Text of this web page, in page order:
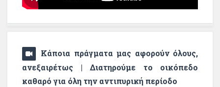
Κάποια πράγματα μας αφορούν όλους,
ανεξαιρέτως | Διατηρούμε το οικόπεδο
καθαρό για όλη την αντιπυρική περίοδο